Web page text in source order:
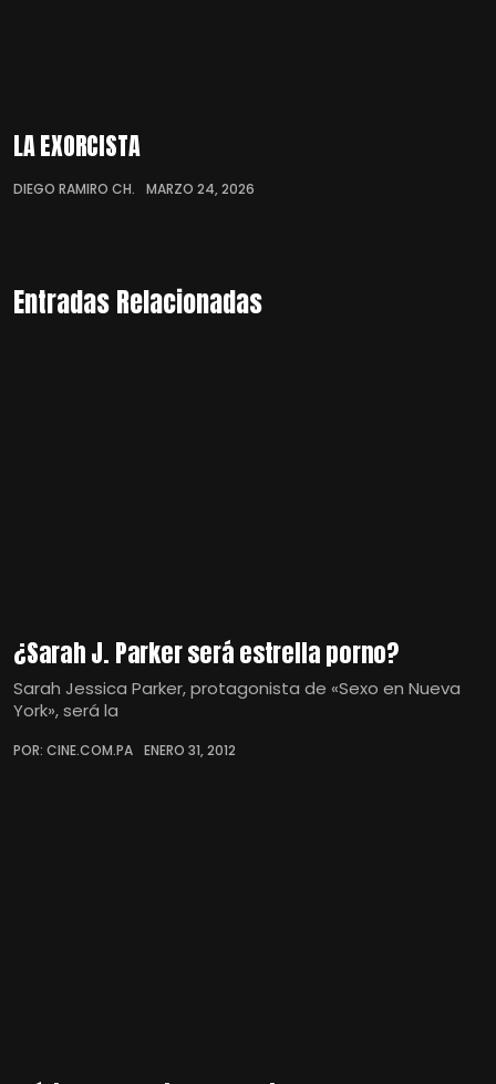
LA EXORCISTA
DIEGO RAMIRO CH. MARZO 24, 2026
Entradas Relacionadas
¿Sarah J. Parker será estrella porno?
Sarah Jessica Parker, protagonista de «Sexo en Nueva
York», será la
POR: CINE.COM.PA ENERO 31, 2012